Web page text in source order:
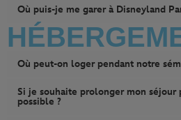
Où puis-je me garer à Disneyland
Où peut-on loger pendant notre
Si je souhaite prolonger mon séjour
possible ?